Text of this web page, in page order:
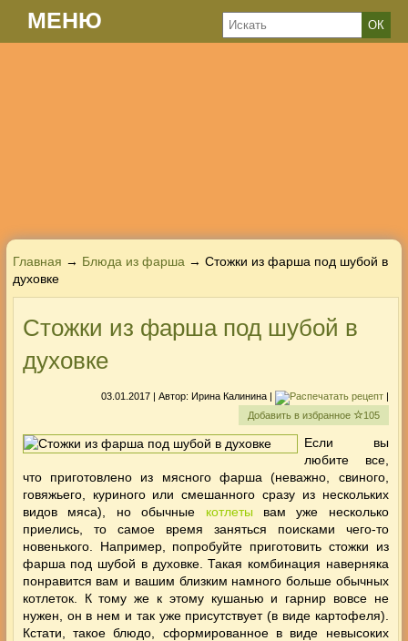
МЕНЮ
Главная → Блюда из фарша → Стожки из фарша под шубой в
духовке
Стожки из фарша под шубой в
духовке
03.01.2017 | Автор: Ирина Калинина|
|
Добавить в избранное
105
Если вы
любите все,
что приготовлено из мясного фарша (неважно, свиного,
говяжьего, куриного или смешанного сразу из нескольких
видов мяса), но обычные котлеты вам уже несколько
приелись, то самое время заняться поисками чего-то
новенького. Например, попробуйте приготовить стожки из
фарша под шубой в духовке. Такая комбинация наверняка
понравится вам и вашим близким намного больше обычных
котлеток. К тому же к этому кушанью и гарнир вовсе не
нужен, он в нем и так уже присутствует (в виде картофеля).
Кстати, такое блюдо, сформированное в виде невысоких